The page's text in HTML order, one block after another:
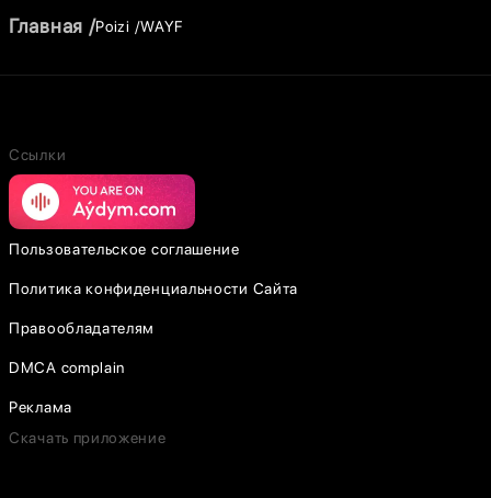
Главная Poizi WAYF
Ссылки
Пользовательское соглашение
Политика конфиденциальности Сайта
Правообладателям
DMCA complain
Реклама
Скачать приложение